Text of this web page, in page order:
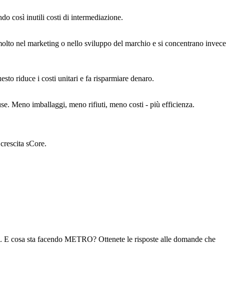
così inutili costi di intermediazione.
nel marketing o nello sviluppo del marchio e si concentrano invece
riduce i costi unitari e fa risparmiare denaro.
Meno imballaggi, meno rifiuti, meno costi - più efficienza.
sCore.
cosa sta facendo METRO? Ottenete le risposte alle domande che